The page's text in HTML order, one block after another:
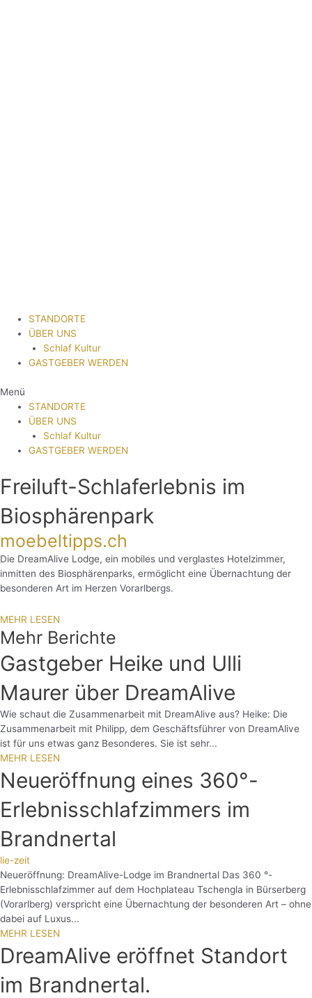
STANDORTE
ÜBER UNS
Schlaf Kultur
GASTGEBER WERDEN
Menü
STANDORTE
ÜBER UNS
Schlaf Kultur
GASTGEBER WERDEN
Freiluft-Schlaferlebnis im
Biosphärenpark
moebeltipps.ch
Die DreamAlive Lodge, ein mobiles und verglastes Hotelzimmer,
inmitten des Biosphärenparks, ermöglicht eine Übernachtung der
besonderen Art im Herzen Vorarlbergs.
MEHR LESEN
Mehr Berichte
Gastgeber Heike und Ulli
Maurer über DreamAlive
Wie schaut die Zusammenarbeit mit DreamAlive aus? Heike: Die
Zusammenarbeit mit Philipp, dem Geschäftsführer von DreamAlive
ist für uns etwas ganz Besonderes. Sie ist sehr...
MEHR LESEN
Neueröffnung eines 360°-
Erlebnisschlafzimmers im
Brandnertal
lie-zeit
Neueröffnung: DreamAlive-Lodge im Brandnertal Das 360 °-
Erlebnisschlafzimmer auf dem Hochplateau Tschengla in Bürserberg
(Vorarlberg) verspricht eine Übernachtung der besonderen Art – ohne
dabei auf Luxus...
MEHR LESEN
DreamAlive eröffnet Standort
im Brandnertal.